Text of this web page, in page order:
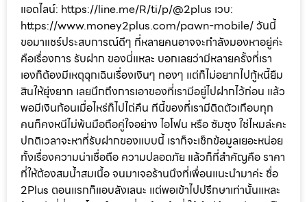
แอดไลน์: https://line.me/R/ti/p/@2plus เวบ:
https://www.money2plus.com/pawn-mobile/ วันนี้
ขอมาแชร์ประสบการณ์ดีๆ ที่หลายคนอาจจะกำลังมองหาอยู่ค่ะ
คือเรื่องการ รับฝาก ของนี่แหละ บอกเลยว่ามีหลายครั้งที่เรา
เองก็ต้องมีเหตุฉุกเฉินเรื่องเงินๆ ทองๆ แต่ก็ไม่อยากไปกู้หนี้ยืม
สินให้ยุ่งยาก เลยนึกถึงการเอาของที่เรามีอยู่ไปฝากไว้ก่อน แล้ว
พอมีเงินก้อนเมื่อไหร่ก็ไปไถ่คืน ทีนี้ของที่เรามีติดตัวเกือบทุก
คนก็คงหนีไม่พ้นมือถือคู่ใจอย่าง ไอโฟน หรือ ซัมซุง ใช่ไหมล่ะคะ
ปกติเวลาจะหาที่รับฝากของแบบนี้ เราก็จะเช็กข้อมูลเยอะหน่อย
ทั้งเรื่องความน่าเชื่อถือ ความปลอดภัย แล้วก็ที่สำคัญคือ ราคา
ที่ให้ต้องสมน้ำสมเนื้อ จนมาเจอร้านนึงที่เพื่อนแนะนำมาค่ะ ชื่อ
2Plus ตอนแรกก็แอบลังเลนะ แต่พอเข้าไปปรึกษาเท่านั้นแหละ